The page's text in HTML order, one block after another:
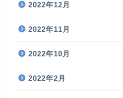
2022年12月
2022年11月
2022年10月
2022年2月